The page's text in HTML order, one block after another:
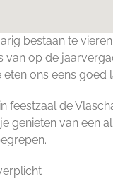
bestaan te
van op de
eten ons eens goed
feestzaal de
genieten van een